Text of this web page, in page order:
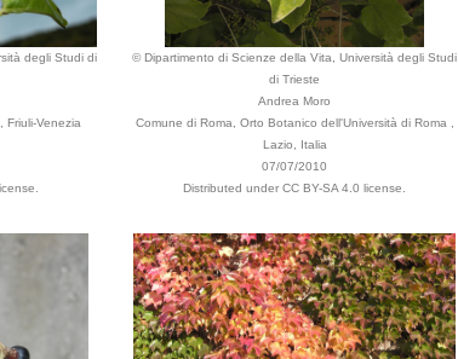
degli Studi di
Friuli-Venezia
© Dipartimento di Scienze della Vita, Università degli Studi
di Trieste
Andrea Moro
Comune di Roma, Orto Botanico dell'Università di Roma ,
Lazio, Italia
07/07/2010
Distributed under CC BY-SA 4.0 license.